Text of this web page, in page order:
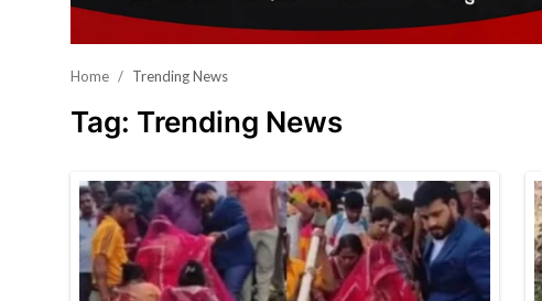
वायरल न्यूज़
Home Trending News
Tag: Trending News